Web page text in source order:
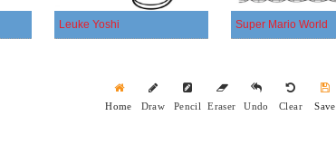
Leuke Yoshi Super Mario World
Home Draw Pencil Eraser Undo Clear Save